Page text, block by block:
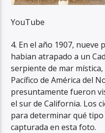
YouTube
4. En el año 1907, nueve
habian atrapado a un
serpiente de mar
Pacífico de América del
presuntamente fueron
el sur de California. Los
para determinar qué
capturada en esta foto.